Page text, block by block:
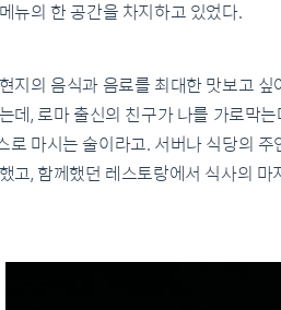
뉴의 한 공간을 차지하고 있었다.
지의 음식과 음료를 최대한 맛보고
데, 로마 출신의 친구가 나를 가로막
로 마시는 술이라고. 서버나 식당의
고, 함께했던 레스토랑에서 식사의